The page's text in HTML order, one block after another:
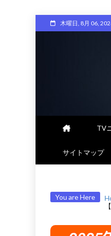
木曜日, 8月 06,
TV
サイトマップ
You are Here